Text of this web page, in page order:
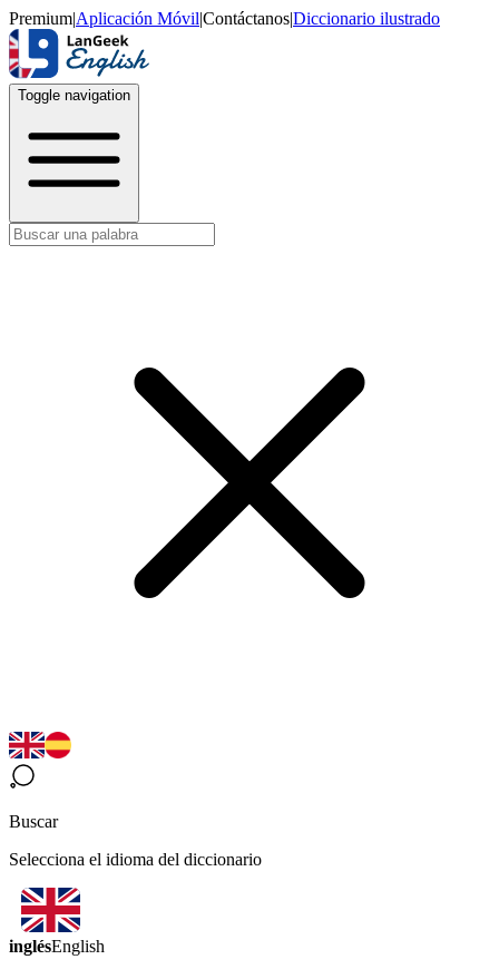
Premium|Aplicación Móvil|Contáctanos|Diccionario ilustrado
Toggle navigation
Buscar
Selecciona el idioma del diccionario
inglésEnglish